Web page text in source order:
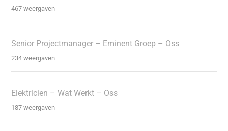
467 weergaven
Senior Projectmanager – Eminent Groep – Oss
234 weergaven
Elektricien – Wat Werkt – Oss
187 weergaven